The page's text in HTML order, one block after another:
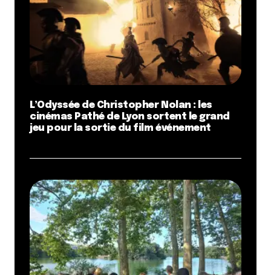
Dis-nous tout*
E-mail*
Prévenez-moi de tous les nouveaux commentaires
par e-mail.
L’Odyssée de Christopher Nolan : les
cinémas Pathé de Lyon sortent le grand
jeu pour la sortie du film événement